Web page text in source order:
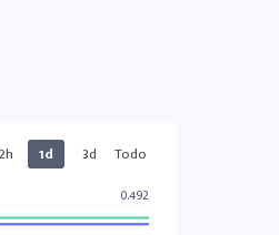
1d 3d Todo
0.492